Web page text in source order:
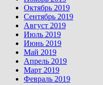
Октябрь 2019
Сентябрь 2019
Август 2019
Июль 2019
Июнь 2019
Май 2019
Апрель 2019
Март 2019
Февраль 2019